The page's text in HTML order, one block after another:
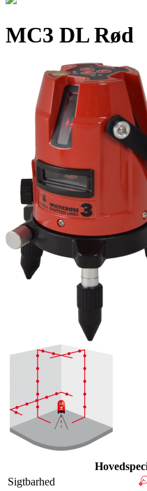
MC3 DL Rød
Sigtbarhed